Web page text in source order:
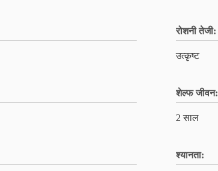
रोशनी तेजी:
उत्कृष्ट
शेल्फ जीवन:
2 साल
श्यानता: